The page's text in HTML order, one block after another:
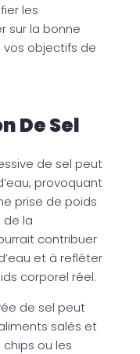
les
sur la bonne
objectifs de
De Sel
de sel peut
provoquant
prise de poids
de la
contribuer
et à refléter
corporel réel.
de sel peut
salés et
ou les